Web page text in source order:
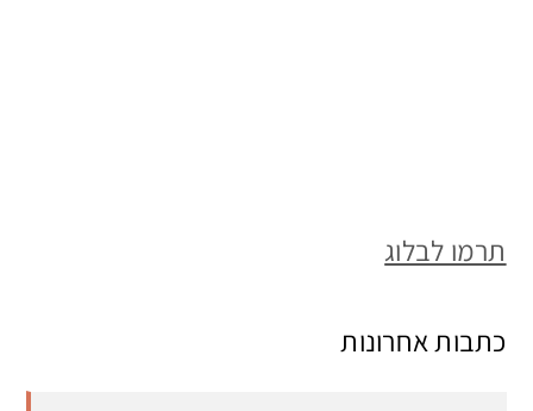
תרמו לבלוג
כתבות אחרונות